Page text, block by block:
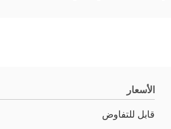
الأسعار
قابل للتفاوض